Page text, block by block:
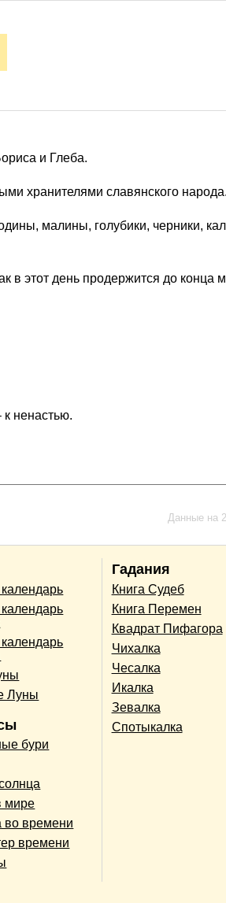
и Глеба.
хранителями славянского народа.
малины, голубики, черники,
в этот день продержится до конца
ненастью.
Данные на
Луны
бури
мире
во времени
времени
Гадания
Книга Судеб
Книга Перемен
Квадрат Пифагора
Чихалка
Чесалка
Икалка
Зевалка
Спотыкалка